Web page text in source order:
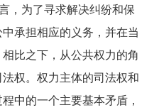
，为了寻求解决纠纷和保
承担相应的义务，并在当
比之下，从公共权力的角
权。权力主体的司法权和
中的一个主要基本矛盾，